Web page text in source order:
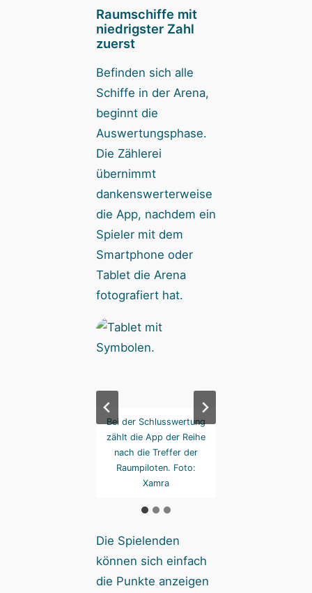
Raumschiffe mit
niedrigster Zahl
zuerst
Befinden sich alle
Schiffe in der Arena,
beginnt die
Auswertungsphase.
Die Zählerei
übernimmt
dankenswerterweise
die App, nachdem ein
Spieler mit dem
Smartphone oder
Tablet die Arena
fotografiert hat.
Bei der Schlusswertung
zählt die App der Reihe
nach die Treffer der
Raumpiloten. Foto:
Xamra
Die Spielenden
können sich einfach
die Punkte anzeigen